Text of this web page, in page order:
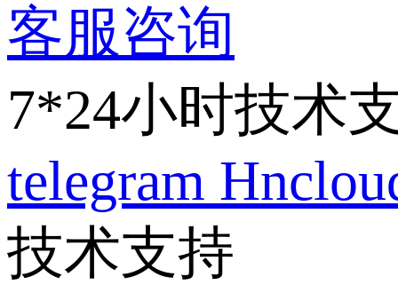
客服咨询
7*24小时技术
telegram
技术支持